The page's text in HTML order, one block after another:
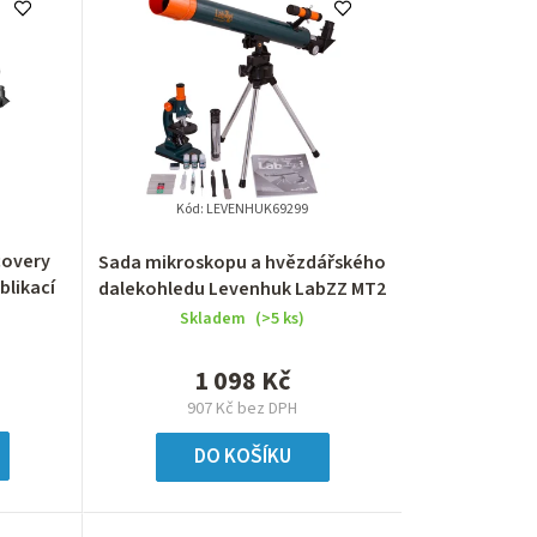
o
ů
Sada mikroskopu a hvězdářského
dalekohledu Levenhuk LabZZ MT2
Skladem (>5 ks)
907 Kč bez DPH
1 098 Kč
DO KOŠÍKU
Kód: LEVENHUK69299